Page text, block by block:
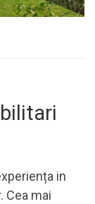
in
Cea mai